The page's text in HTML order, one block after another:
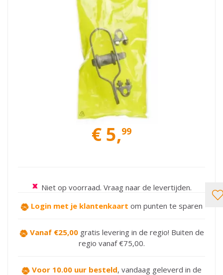
€ 5,99
Niet op voorraad. Vraag naar de levertijden.
Login met je klantenkaart om punten te sparen
Vanaf €25,00gratis levering in de regio! Buiten de
regio vanaf €75,00.
Voor 10.00 uur besteld, vandaag geleverd in de